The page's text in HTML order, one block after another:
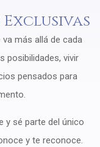
más allá de cada
posibilidades, vivir
pensados para
y sé parte del único
y te reconoce.